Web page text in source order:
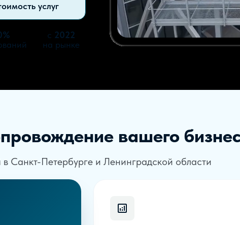
с 2022
на рынке
услуг
Санкт-Петербурге и Ленинградской области
вашего